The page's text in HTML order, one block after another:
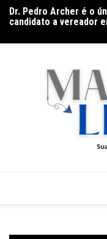
para
conteúdo
Dr. Pedro Archer é o
candidato a vereador